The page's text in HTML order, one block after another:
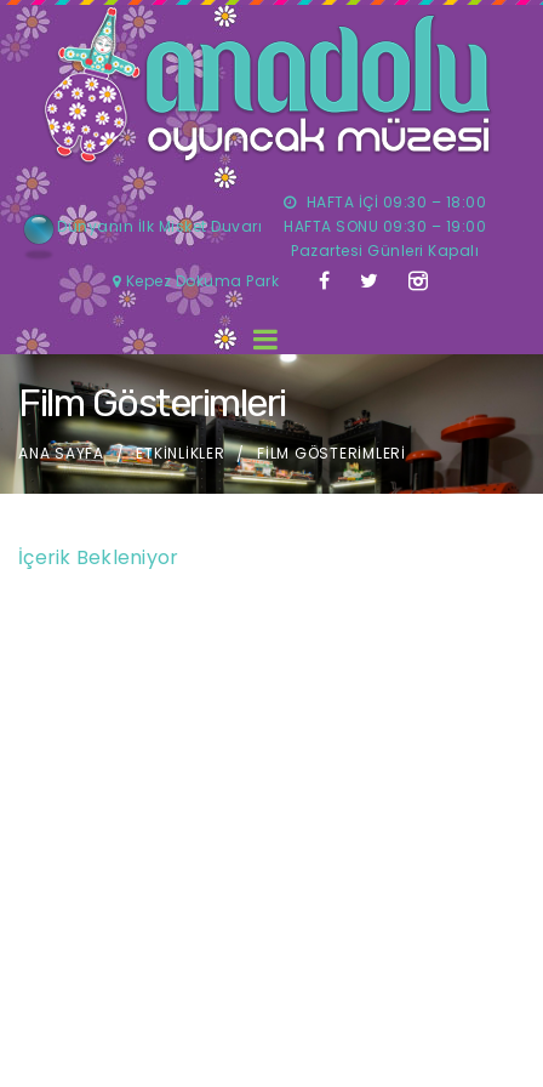
Dünyanın İlk Misket Duvarı
HAFTA İÇİ 09:30 – 18:00
HAFTA SONU 09:30 – 19:00
Pazartesi Günleri Kapalı
Kepez Dokuma Park
Film Gösterimleri
ANA SAYFA ETKINLIKLER FILM GÖSTERIMLERI
İçerik Bekleniyor